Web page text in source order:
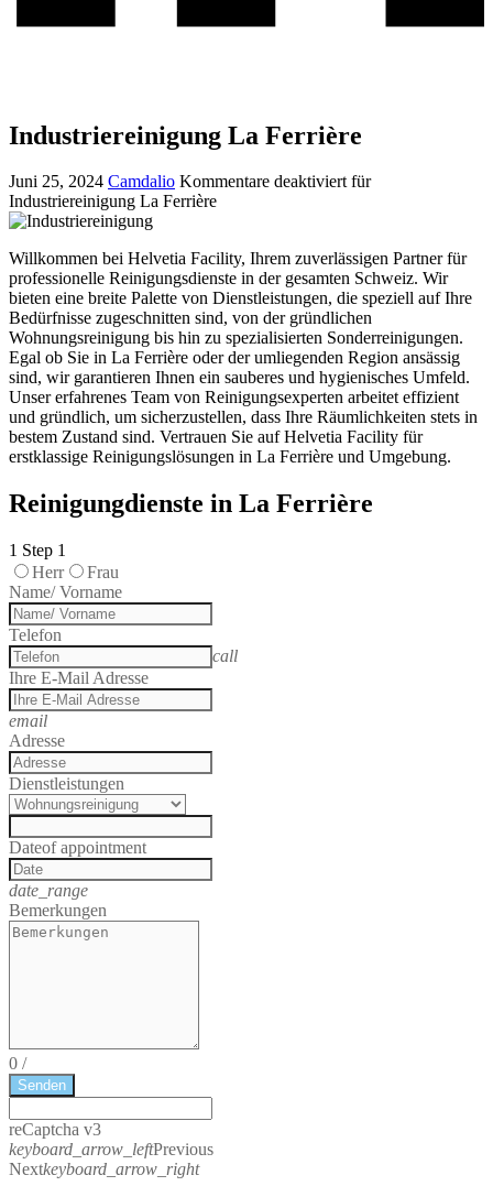
Industriereinigung La Ferrière
Juni 25, 2024 Camdalio Kommentare deaktiviertfür
Industriereinigung La Ferrière
Willkommen bei Helvetia Facility, Ihrem zuverlässigen Partner für
professionelle Reinigungsdienste in der gesamten Schweiz. Wir
bieten eine breite Palette von Dienstleistungen, die speziell auf Ihre
Bedürfnisse zugeschnitten sind, von der gründlichen
Wohnungsreinigung bis hin zu spezialisierten Sonderreinigungen.
Egal ob Sie in La Ferrière oder der umliegenden Region ansässig
sind, wir garantieren Ihnen ein sauberes und hygienisches Umfeld.
Unser erfahrenes Team von Reinigungsexperten arbeitet effizient
und gründlich, um sicherzustellen, dass Ihre Räumlichkeiten stets in
bestem Zustand sind. Vertrauen Sie auf Helvetia Facility für
erstklassige Reinigungslösungen in La Ferrière und Umgebung.
Reinigungdienste in La Ferrière
1 Step 1
Herr
Frau
Name/ Vorname
Telefon
call
Ihre E-Mail Adresse
email
Adresse
Dienstleistungen
Dateof appointment
date_range
Bemerkungen
0 /
Senden
reCaptcha v3
keyboard_arrow_leftPrevious
Nextkeyboard_arrow_right